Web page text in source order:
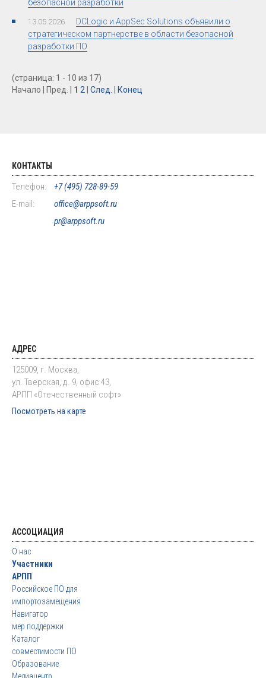
безопасной разработки
13.05.2026
DCLogic и AppSec Solutions объявили о
стратегическом партнерстве в области безопасной
разработки ПО
(страница: 1 - 10 из 17)
Начало | Пред. | 1 2 След. Конец
КОНТАКТЫ
Телефон:
+7 (495) 728-89-59
E-mail:
office@arppsoft.ru
pr@arppsoft.ru
АДРЕС
125009, г. Москва,
ул. Тверская, д. 9, офис 43,
АРПП «Отечественный софт»
Посмотреть на карте
АССОЦИАЦИЯ
О нас
Участники
АРПП
Российское ПО для
импортозамещения
Навигатор
мер поддержки
Каталог
совместимости ПО
Образование